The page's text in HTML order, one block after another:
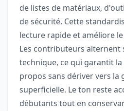
de listes de matériaux,
de sécurité. Cette
lecture rapide et améliore
Les contributeurs alternent
technique, ce qui garantit
propos sans dériver vers la
superficielle. Le ton reste
débutants tout en